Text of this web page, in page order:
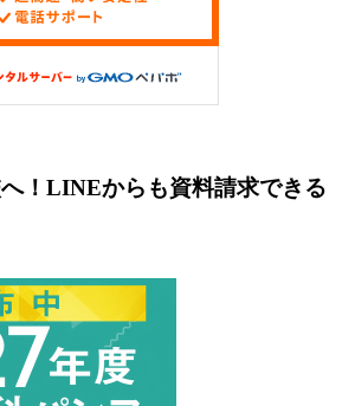
！LINEからも資料請求できる